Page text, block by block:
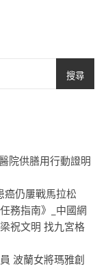
搜尋
院供膳用行動證明
癌仍屢戰馬拉松
務指南》_中國網
祝文明 找九宮格
波蘭女將瑪雅創